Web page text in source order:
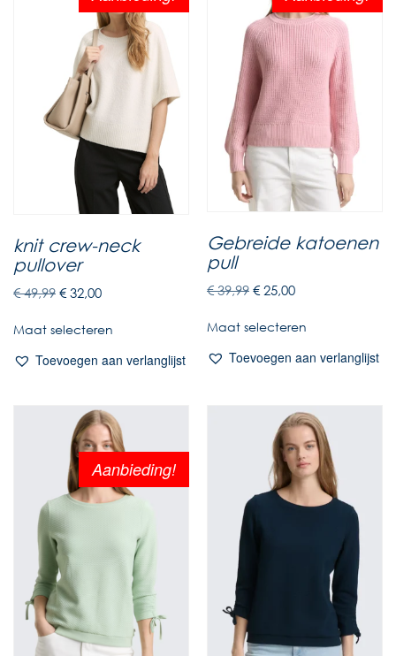
knit crew-neck
pullover
€49,99 € 32,00
Maat selecteren
Toevoegen aan verlanglijst
Gebreide katoenen
pull
€39,99 € 25,00
Maat selecteren
Toevoegen aan verlanglijst
Aanbieding!